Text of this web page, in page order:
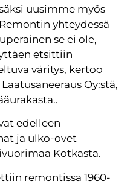
uusimme myös
yhteydessä
se ei ole,
etsittiin
väritys, kertoo
Oy:stä,
edelleen
ja ulko-ovet
Kotkasta.
remontissa 1960-